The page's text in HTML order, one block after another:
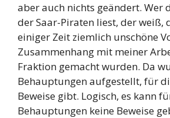
aber auch nichts geändert. Wer
der Saar-Piraten liest, der weiß,
einiger Zeit ziemlich unschöne
Zusammenhang mit meiner
Fraktion gemacht wurden. Da
Behauptungen aufgestellt, für
Beweise gibt. Logisch, es kann
Behauptungen keine Beweise